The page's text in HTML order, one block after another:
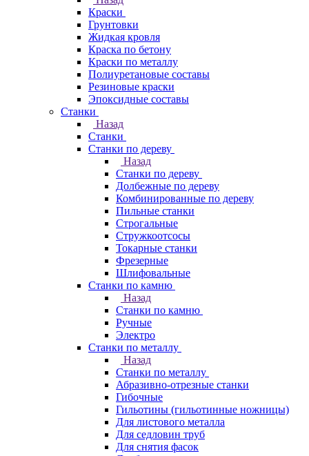
Краски
Грунтовки
Жидкая кровля
Краска по бетону
Краски по металлу
Полиуретановые составы
Резиновые краски
Эпоксидные составы
Станки
Назад
Станки
Станки по дереву
Назад
Станки по дереву
Долбежные по дереву
Комбинированные по дереву
Пильные станки
Строгальные
Стружкоотсосы
Токарные станки
Фрезерные
Шлифовальные
Станки по камню
Назад
Станки по камню
Ручные
Электро
Станки по металлу
Назад
Станки по металлу
Абразивно-отрезные станки
Гибочные
Гильотины (гильотинные ножницы)
Для листового металла
Для седловин труб
Для снятия фасок